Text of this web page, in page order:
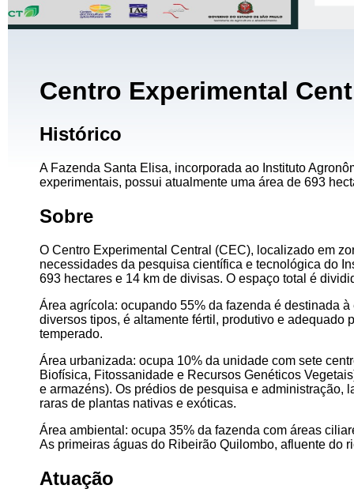
Centro Experimental
Histórico
A Fazenda Santa Elisa, incorporada ao Instituto
experimentais, possui atualmente uma área de 693
Sobre
O Centro Experimental Central (CEC), localizado em
necessidades da pesquisa científica e tecnológica do
693 hectares e 14 km de divisas. O espaço total é
Área agrícola: ocupando 55% da fazenda é destinada
diversos tipos, é altamente fértil, produtivo e
temperado.
Área urbanizada: ocupa 10% da unidade com sete
Biofísica, Fitossanidade e Recursos Genéticos
e armazéns). Os prédios de pesquisa e administração,
raras de plantas nativas e exóticas.
Área ambiental: ocupa 35% da fazenda com áreas
As primeiras águas do Ribeirão Quilombo, afluente do
Atuação